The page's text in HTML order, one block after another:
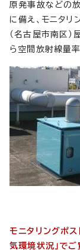
原発事故などの
に備え、モニタ
（名古屋市南区
ら空間放射線量
モニタリングポス
気環境状況」でご